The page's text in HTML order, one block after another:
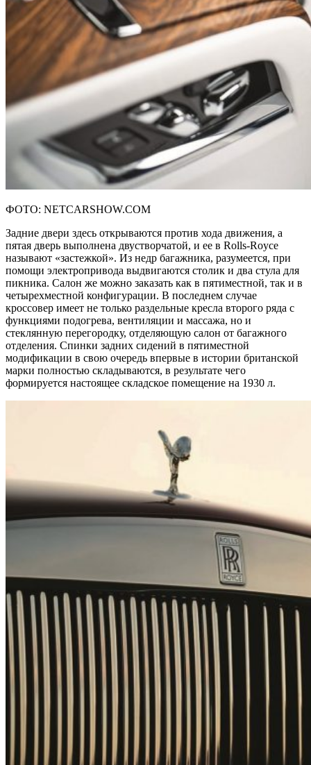
ФОТО: NETCARSHOW.COM
Задние двери здесь открываются против хода движения, а
пятая дверь выполнена двустворчатой, и ее в Rolls-Royce
называют «застежкой». Из недр багажника, разумеется, при
помощи электропривода выдвигаются столик и два стула для
пикника. Салон же можно заказать как в пятиместной, так и в
четырехместной конфигурации. В последнем случае
кроссовер имеет не только раздельные кресла второго ряда с
функциями подогрева, вентиляции и массажа, но и
стеклянную перегородку, отделяющую салон от багажного
отделения. Спинки задних сидений в пятиместной
модификации в свою очередь впервые в истории британской
марки полностью складываются, в результате чего
формируется настоящее складское помещение на 1930 л.